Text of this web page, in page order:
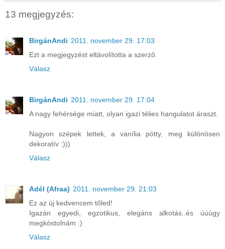
13 megjegyzés:
BirgánAndi 2011. november 29. 17:03
Ezt a megjegyzést eltávolította a szerző.
Válasz
BirgánAndi 2011. november 29. 17:04
A nagy fehérsége miatt, olyan igazi télies hangulatot áraszt.
Nagyon szépek lettek, a vanília pötty, meg különösen
dekoratív :)))
Válasz
Adél (Afraa) 2011. november 29. 21:03
Ez az új kedvencem tőled!
Igazán egyedi, egzotikus, elegáns alkotás..és úúúgy
megkóstolnám :)
Válasz